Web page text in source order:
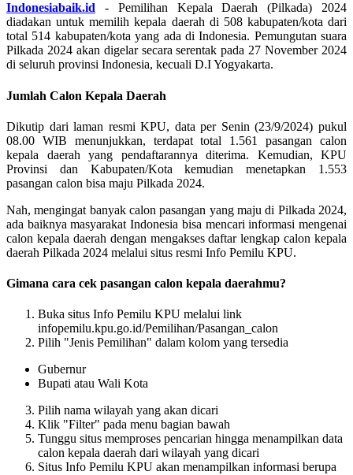
Indonesiabaik.id - Pemilihan Kepala Daerah (Pilkada) 2024
diadakan untuk memilih kepala daerah di 508 kabupaten/kota dari
total 514 kabupaten/kota yang ada di Indonesia. Pemungutan suara
Pilkada 2024 akan digelar secara serentak pada 27 November 2024
di seluruh provinsi Indonesia, kecuali D.I Yogyakarta.
Jumlah Calon Kepala Daerah
Dikutip dari laman resmi KPU, data per Senin (23/9/2024) pukul
08.00 WIB menunjukkan, terdapat total 1.561 pasangan calon
kepala daerah yang pendaftarannya diterima. Kemudian, KPU
Provinsi dan Kabupaten/Kota kemudian menetapkan 1.553
pasangan calon bisa maju Pilkada 2024.
Nah, mengingat banyak calon pasangan yang maju di Pilkada 2024,
ada baiknya masyarakat Indonesia bisa mencari informasi mengenai
calon kepala daerah dengan mengakses daftar lengkap calon kepala
daerah Pilkada 2024 melalui situs resmi Info Pemilu KPU.
Gimana cara cek pasangan calon kepala daerahmu?
Buka situs Info Pemilu KPU melalui link
infopemilu.kpu.go.id/Pemilihan/Pasangan_calon
Pilih "Jenis Pemilihan" dalam kolom yang tersedia
Gubernur
Bupati atau Wali Kota
Pilih nama wilayah yang akan dicari
Klik "Filter" pada menu bagian bawah
Tunggu situs memproses pencarian hingga menampilkan data
calon kepala daerah dari wilayah yang dicari
Situs Info Pemilu KPU akan menampilkan informasi berupa